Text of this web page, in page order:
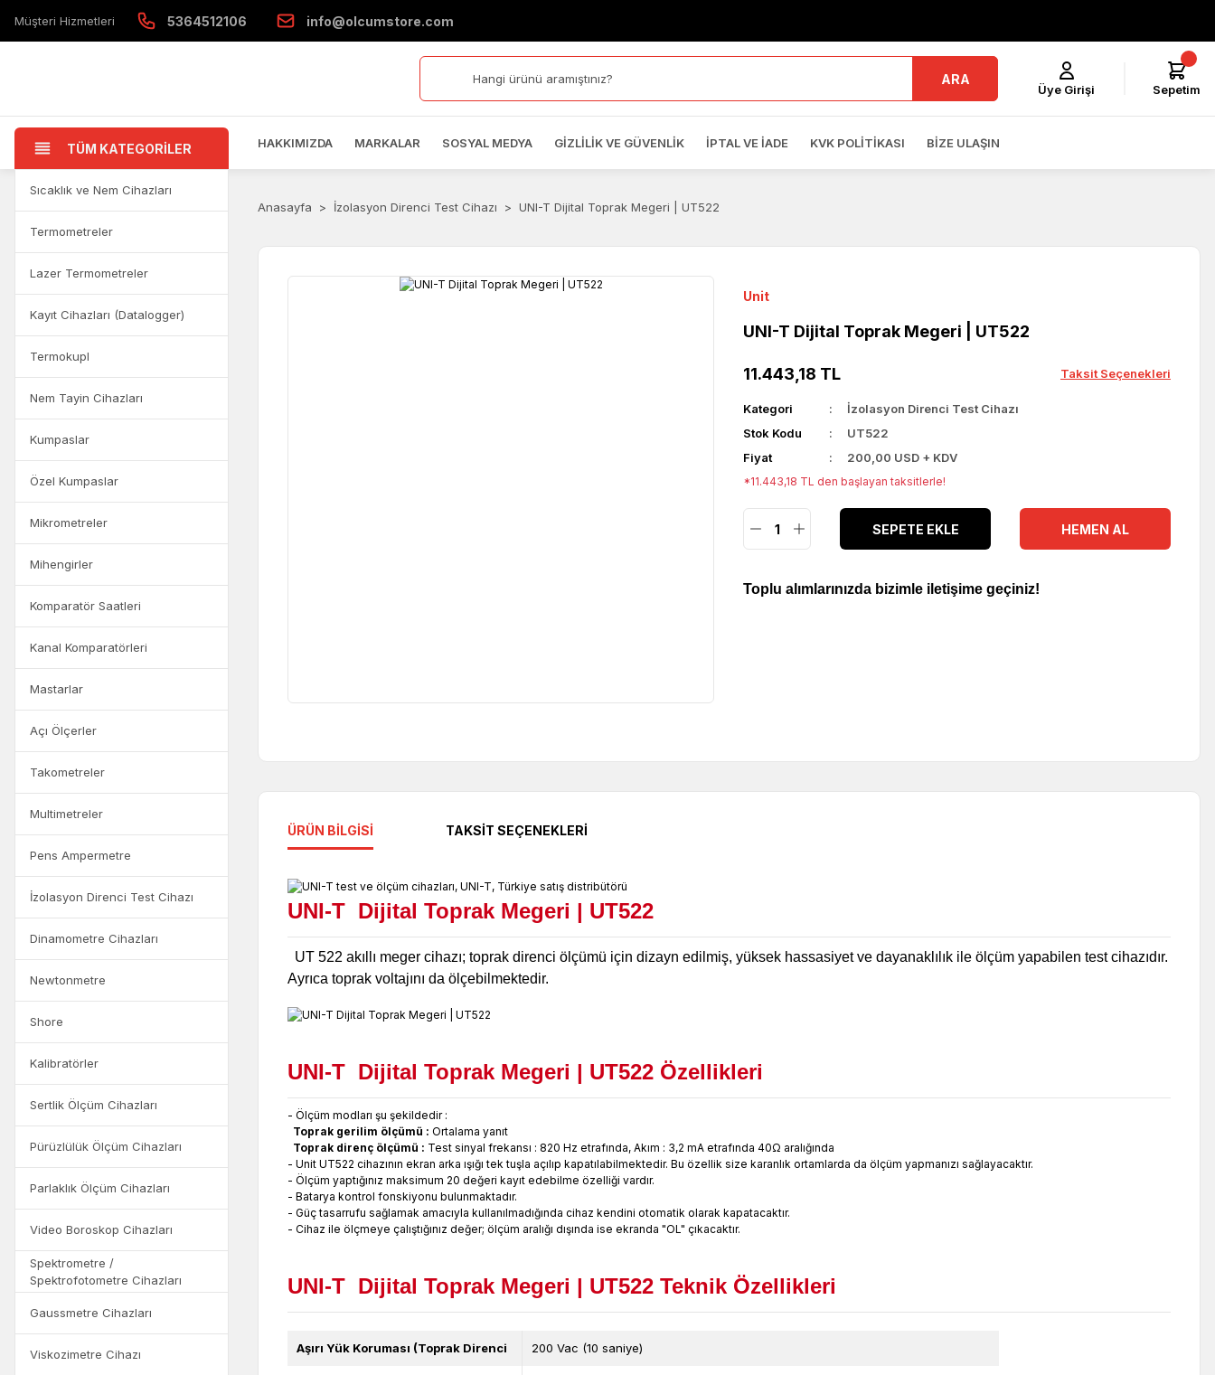
Müşteri Hizmetleri 5364512106 info@olcumstore.com
ARA
Üye Girişi Sepetim
TÜM KATEGORİLER HAKKIMIZDA MARKALAR SOSYAL MEDYA GIZLILIK VE GÜVENLIK İPTAL VE İADE KVK POLITIKASI BIZE ULAŞIN
Sıcaklık ve Nem Cihazları
Termometreler
Lazer Termometreler
Kayıt Cihazları (Datalogger)
Termokupl
Nem Tayin Cihazları
Kumpaslar
Özel Kumpaslar
Mikrometreler
Mihengirler
Komparatör Saatleri
Kanal Komparatörleri
Mastarlar
Açı Ölçerler
Takometreler
Multimetreler
Pens Ampermetre
İzolasyon Direnci Test Cihazı
Dinamometre Cihazları
Newtonmetre
Shore
Kalibratörler
Sertlik Ölçüm Cihazları
Pürüzlülük Ölçüm Cihazları
Parlaklık Ölçüm Cihazları
Video Boroskop Cihazları
Spektrometre /
Spektrofotometre Cihazları
Gaussmetre Cihazları
Viskozimetre Cihazı
Anasayfa İzolasyon Direnci Test Cihazı UNI-T Dijital Toprak Megeri | UT522
Unit
UNI-T Dijital Toprak Megeri | UT522
11.443,18 TL Taksit Seçenekleri
Kategori
İzolasyon Direnci Test Cihazı
Stok Kodu
UT522
Fiyat
200,00 USD + KDV
*11.443,18 TL den başlayan taksitlerle!
SEPETE EKLE HEMEN AL
Toplu alımlarınızda bizimle iletişime geçiniz!
ÜRÜN BILGISI TAKSIT SEÇENEKLERI
UNI-T Dijital Toprak Megeri | UT522
UT 522 akıllı meger cihazı; toprak direnci ölçümü için dizayn edilmiş, yüksek hassasiyet ve dayanaklılık ile ölçüm yapabilen test cihazıdır.
Ayrıca toprak voltajını da ölçebilmektedir.
UNI-T Dijital Toprak Megeri | UT522 Özellikleri
- Ölçüm modları şu şekildedir :
Toprak gerilim ölçümü : Ortalama yanıt
Toprak direnç ölçümü : Test sinyal frekansı : 820 Hz etrafında, Akım : 3,2 mA etrafında 40Ω aralığında
- Unit UT522 cihazının ekran arka ışığı tek tuşla açılıp kapatılabilmektedir. Bu özellik size karanlık ortamlarda da ölçüm yapmanızı sağlayacaktır.
- Ölçüm yaptığınız maksimum 20 değeri kayıt edebilme özelliği vardır.
- Batarya kontrol fonskiyonu bulunmaktadır.
- Güç tasarrufu sağlamak amacıyla kullanılmadığında cihaz kendini otomatik olarak kapatacaktır.
- Cihaz ile ölçmeye çalıştığınız değer; ölçüm aralığı dışında ise ekranda "OL" çıkacaktır.
UNI-T Dijital Toprak Megeri | UT522 Teknik Özellikleri
Aşırı Yük Koruması (Toprak Direnci 200 Vac (10 saniye)